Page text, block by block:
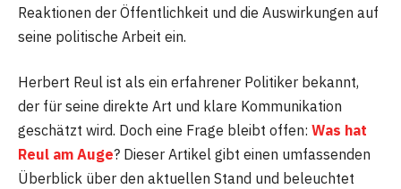
Reaktionen der Öffentlichkeit und die Auswirkungen auf
seine politische Arbeit ein.
Herbert Reul ist als ein erfahrener Politiker bekannt,
der für seine direkte Art und klare Kommunikation
geschätzt wird. Doch eine Frage bleibt offen: Was hat
Reul am Auge? Dieser Artikel gibt einen umfassenden
Überblick über den aktuellen Stand und beleuchtet